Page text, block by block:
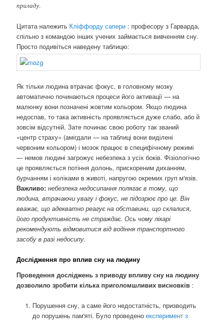
приладу.
Цитата належить Кліффорду сапери : професору з Гарварда,
спільно з командою інших учених займається вивченням сну.
Просто подивіться наведену таблицю:
Як тільки людина втрачає фокус, в головному мозку
автоматично починаються процеси його активації — на
малюнку вони позначені жовтим кольором. Якщо людина
недоспав, то така активність проявляється дуже слабо, або й
зовсім відсутній. Зате починає свою роботу так званий
«центр страху» (амігдали — на таблиці вони виділені
червоним кольором) і мозок працює в специфічному режимі
— немов людині загрожує небезпека з усіх боків. Фізіологічно
це проявляється потіння долонь, прискореним диханням,
бурчанням і коліками в животі, напругою окремих груп м'язів.
Важливо:небезпека недосипання полягає в тому, що
людина, втрачаючи увагу і фокус, не підозрює про це. Він
вважає, що адекватно реагує на обставини, що склалися,
його продуктивність не страждає. Ось чому лікарі
рекомендують відмовитися від водіння транспортного
засобу в разі недосипу.
Дослідження про вплив сну на людину
Проведення досліджень з приводу впливу сну на людину
дозволило зробити кілька приголомшливих висновків :
Порушення сну, а саме його недостатність, призводить
до порушень пам'яті. Було проведено експеримент з